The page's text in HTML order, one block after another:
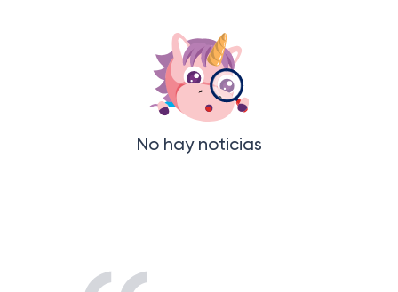
Crea tu fotolibro
trabajo de claseNo hay noticias